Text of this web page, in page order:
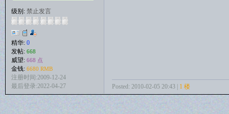
级别: 禁止发言
精华: 0
发帖: 668
威望: 668 点
金钱: 6680 RMB
注册时间:2009-12-24
最后登录:2022-04-27
Posted: 2010-02-05 20:43 | 1 楼